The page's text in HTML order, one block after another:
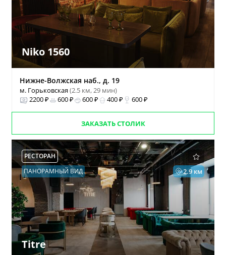
Niko 1560
Нижне-Волжская наб., д. 19
м. Горьковская(2.5 км, 29 мин)
2200 ₽
600 ₽ 600 ₽ 400 ₽ 600 ₽
ЗАКАЗАТЬ СТОЛИК
РЕСТОРАН
2.9 км
ПАНОРАМНЫЙ ВИД
Titre